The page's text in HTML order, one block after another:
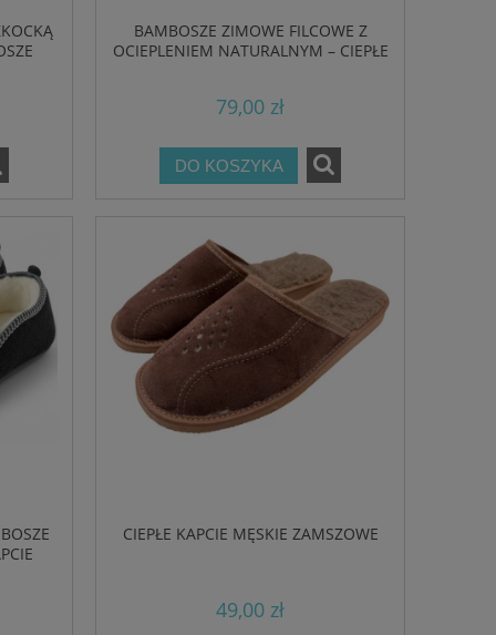
BAMBOSZE ZIMOWE FILCOWE Z
OCIEPLENIEM NATURALNYM – CIEPŁE
79,00 zł
DO KOSZYKA
CIEPŁE KAPCIE MĘSKIE ZAMSZOWE
49,00 zł